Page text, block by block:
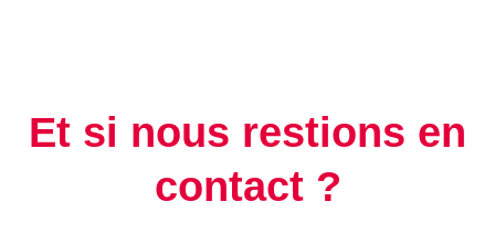
Et si nous restions en
contact ?